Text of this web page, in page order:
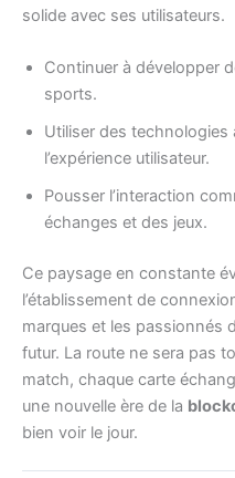
solide avec ses utilisateurs.
Continuer à développer
sports.
Utiliser des technologies
l’expérience utilisateur.
Pousser l’interaction
échanges et des jeux.
Ce paysage en constante
l’établissement de
marques et les passionnés
futur. La route ne sera pas
match, chaque carte
une nouvelle ère de la
bien voir le jour.